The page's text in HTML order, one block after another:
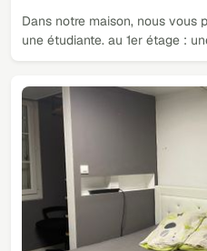
Dans notre maison, nous vous
une étudiante. au 1er étage :